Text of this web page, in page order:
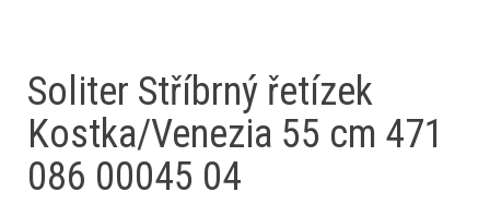
Soliter Stříbrný řetízek
Kostka/Venezia 55 cm 471
086 00045 04